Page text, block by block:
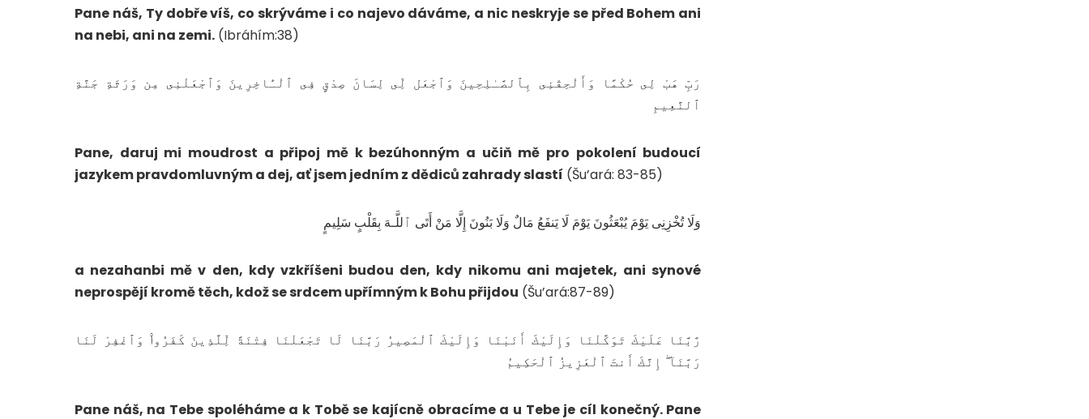
Pane náš, Ty dobře víš, co skrýváme i co najevo dáváme, a nic neskryje se před Bohem ani
na nebi, ani na zemi. (Ibráhím:38)
رَبِّ هَبْ لِى حُكْمًا وَأَلْحِقْنِى بِٱلصَّـٰلِحِينَ وَٱجْعَل لِّى لِسَانَ صِدْقٍ فِى ٱلْـَٔاخِرِينَ وَٱجْعَلْنِى مِن وَرَثَةِ جَنَّةِ
ٱلنَّعِيمِ
Pane, daruj mi moudrost a připoj mě k bezúhonným a učiň mě pro pokolení budoucí
jazykem pravdomluvným a dej, ať jsem jedním z dědiců zahrady slastí (Šu’ará: 83-85)
وَلَا تُخْزِنِى يَوْمَ يُبْعَثُونَ يَوْمَ لَا يَنفَعُ مَالٌ وَلَا بَنُونَ إِلَّا مَنْ أَتَى ٱللَّـهَ بِقَلْبٍ سَلِيمٍ
a nezahanbi mě v den, kdy vzkříšeni budou den, kdy nikomu ani majetek, ani synové
neprospějí kromě těch, kdož se srdcem upřímným k Bohu přijdou (Šu’ará:87-89)
رَّبَّنَا عَلَيْكَ تَوَكَّلْنَا وَإِلَيْكَ أَنَبْنَا وَإِلَيْكَ ٱلْمَصِيرُ رَبَّنَا لَا تَجْعَلْنَا فِتْنَةً لِّلَّذِينَ كَفَرُوا۟ وَٱغْفِرْ لَنَا
رَبَّنَآ ۖ إِنَّكَ أَنتَ ٱلْعَزِيزُ ٱلْحَكِيمُ
Pane náš, na Tebe spoléháme a k Tobě se kajícně obracíme a u Tebe je cíl konečný. Pane